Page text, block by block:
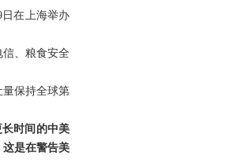
日在上海举办
信、粮食安全
保持全球第
时间的中美
是在警告美